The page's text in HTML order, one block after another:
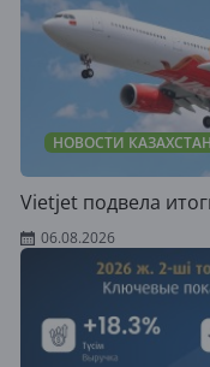
НОВОСТИ
Vietjet подвела
06.08.2026